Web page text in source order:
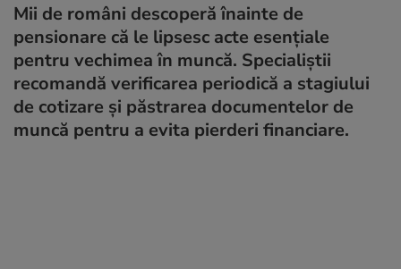
Mii de români descoperă înainte de
pensionare că le lipsesc acte esențiale
pentru vechimea în muncă. Specialiștii
recomandă verificarea periodică a stagiului
de cotizare și păstrarea documentelor de
muncă pentru a evita pierderi financiare.